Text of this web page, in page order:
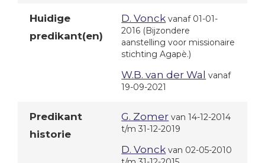
Huidige
predikant(en)
D. Vonck vanaf 01-01-
2016 (Bijzondere
aanstelling voor missionaire
stichting Agapè.)
W.B. van der Wal
vanaf
19-09-2021
Predikant
historie
G. Zomer van 14-12-2014
t/m 31-12-2019
D. Vonck van 02-05-2010